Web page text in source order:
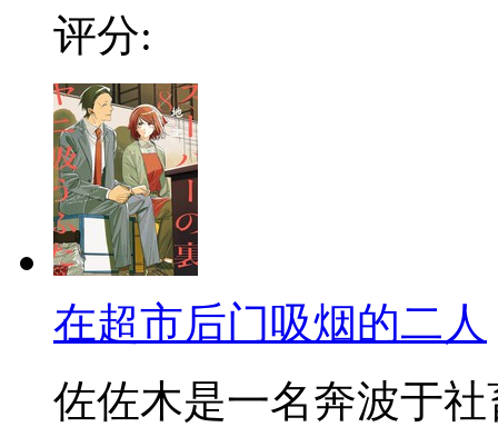
评分:
在超市后门吸烟的二人
佐佐木是一名奔波于社